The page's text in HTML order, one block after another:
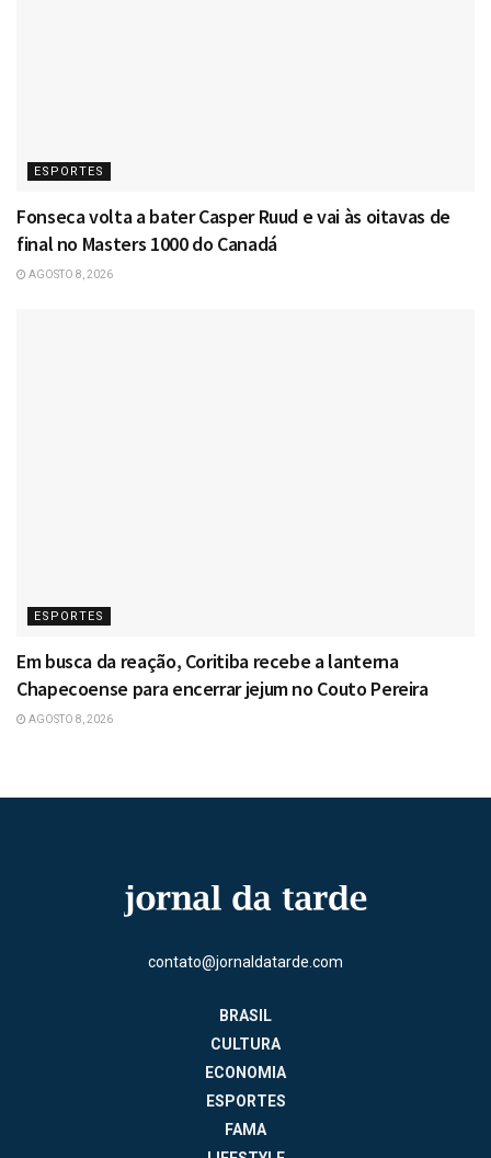
ESPORTES
Fonseca volta a bater Casper Ruud e vai às oitavas de
final no Masters 1000 do Canadá
AGOSTO 8, 2026
ESPORTES
Em busca da reação, Coritiba recebe a lanterna
Chapecoense para encerrar jejum no Couto Pereira
AGOSTO 8, 2026
contato@jornaldatarde.com
BRASIL
CULTURA
ECONOMIA
ESPORTES
FAMA